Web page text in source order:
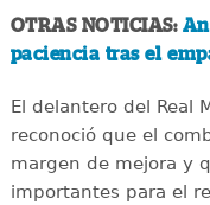
OTRAS NOTICIAS:
paciencia tras el
El delantero del Real
reconoció que el
margen de mejora y
importantes para el